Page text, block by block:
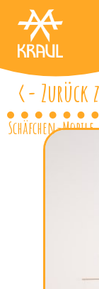
<- Zurück
Schäfchen-Mobile